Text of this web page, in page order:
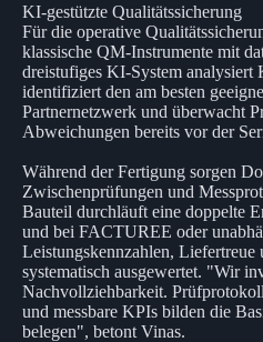
KI-gestützte Qualitätssicherung
Für die operative
klassische QM-Instrumente mit
dreistufiges KI-System analysiert
identifiziert den am besten
Partnernetzwerk und überwacht
Abweichungen bereits vor der
Während der Fertigung sorgen
Zwischenprüfungen und
Bauteil durchläuft eine doppelte
und bei FACTUREE oder
Leistungskennzahlen,
systematisch ausgewertet. "Wir
Nachvollziehbarkeit.
und messbare KPIs bilden die
belegen", betont Vinas.